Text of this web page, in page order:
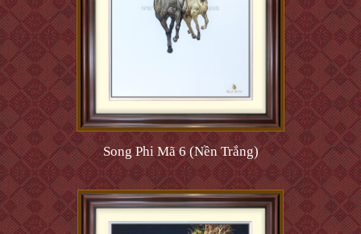
Song Phi Mã 6 (Nền Trắng)